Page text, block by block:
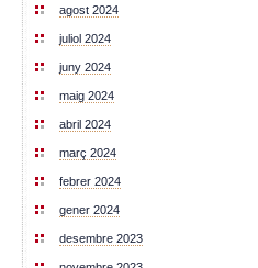
agost 2024
juliol 2024
juny 2024
maig 2024
abril 2024
març 2024
febrer 2024
gener 2024
desembre 2023